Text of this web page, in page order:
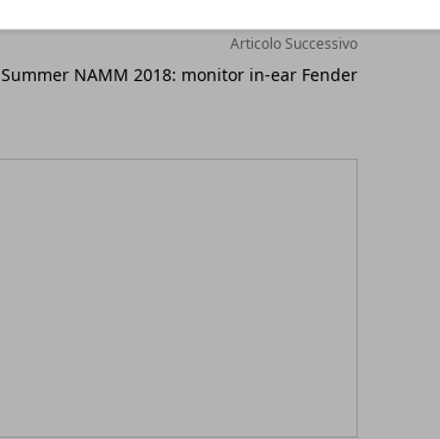
Articolo Successivo
Summer NAMM 2018: monitor in-ear Fender